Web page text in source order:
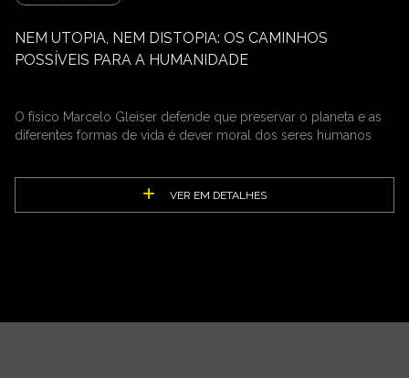
NEM UTOPIA, NEM DISTOPIA: OS CAMINHOS
POSSÍVEIS PARA A HUMANIDADE
O físico Marcelo Gleiser defende que preservar o planeta e as
diferentes formas de vida é dever moral dos seres humanos
VER EM DETALHES